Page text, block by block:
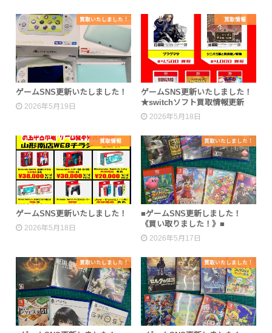
買取いたしました！
ゲームSNS更新いたしました！
2026年5月19日
買取情報
ゲームSNS更新いたしました！
★switchソフト買取情報更新
2026年5月18日
買取情報
ゲームSNS更新いたしました！
2026年5月18日
買取いたしました！
■ゲームSNS更新しました！
《買い取りました！》■
2026年5月17日
買取いたしました！ 買取いたしました！